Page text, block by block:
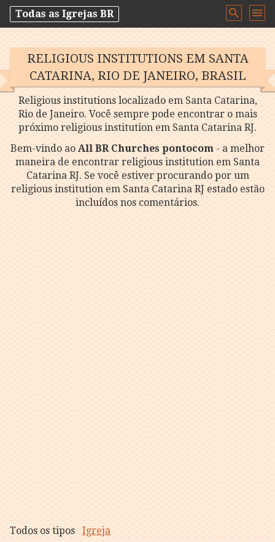
Todas as Igrejas BR
RELIGIOUS INSTITUTIONS EM SANTA
CATARINA, RIO DE JANEIRO, BRASIL
Religious institutions localizado em Santa Catarina,
Rio de Janeiro. Você sempre pode encontrar o mais
próximo religious institution em Santa Catarina RJ.
Bem-vindo aoAll BR Churches pontocom- a melhor
maneira de encontrar religious institution em Santa
Catarina RJ. Se você estiver procurando por um
religious institution em Santa Catarina RJ estado estão
incluídos nos comentários.
Todos os tipos Igreja